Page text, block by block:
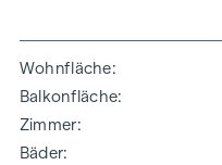
Wohnfläche
Balkonfläche
Zimmer
Bäder